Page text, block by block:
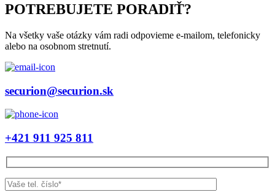
POTREBUJETE PORADIŤ?
Na všetky vaše otázky vám radi odpovieme e-mailom, telefonicky
alebo na osobnom stretnutí.
securion@securion.sk
+421 911 925 811